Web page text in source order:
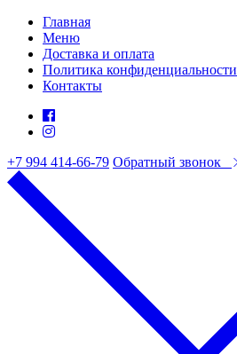
Главная
Меню
Доставка и оплата
Политика конфиденциальности
Контакты
+7 994 414-66-79 Обратный звонок